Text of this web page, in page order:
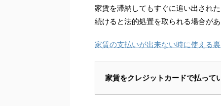
家賃を滞納してもすぐに追い出され
続けると法的処置を取られる場合が
家賃の支払いが出来ない時に使える
家賃をクレジットカードで払って